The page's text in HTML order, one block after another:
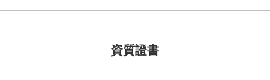
資質證書